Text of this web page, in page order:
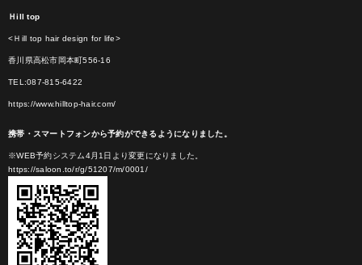
Ｈill top
<Ｈill top hair design for life>
香川県高松市岡本町556-16
TEL:087-815-6422
https://www.hilltop-hair.com/
携帯・スマートフォンから予約ができるようになりました。
※WEB予約システム4月1日より変更になりました。
https://saloon.to/r/g/51207/m/0001/